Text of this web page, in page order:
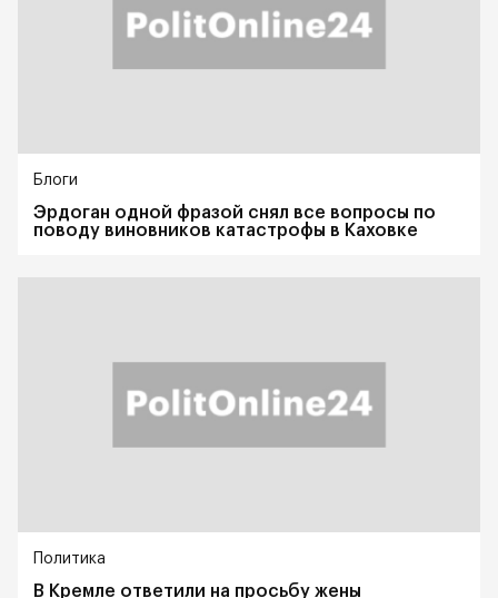
Блоги
Эрдоган одной фразой снял все вопросы по
поводу виновников катастрофы в Каховке
Политика
В Кремле ответили на просьбу жены